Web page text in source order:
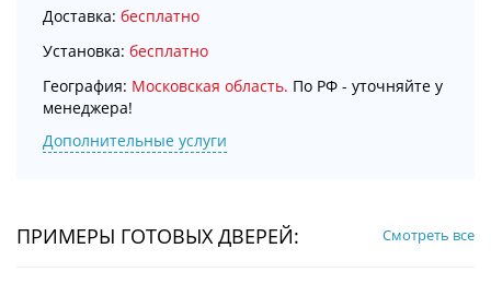
Доставка: бесплатно
Установка: бесплатно
География: Московская область. По РФ - уточняйте у
менеджера!
Дополнительные услуги
ПРИМЕРЫ ГОТОВЫХ ДВЕРЕЙ: Смотреть все